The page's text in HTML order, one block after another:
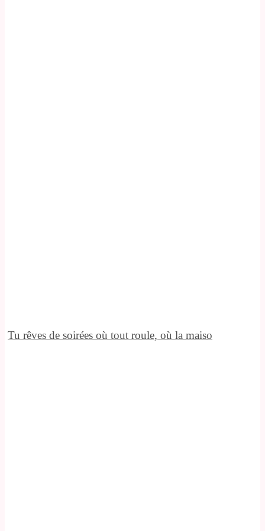
Tu rêves de soirées où tout roule, où la maiso